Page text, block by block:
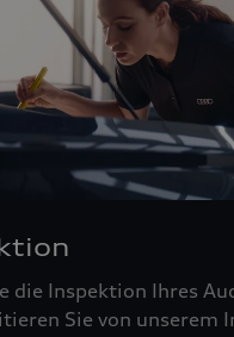
die Inspektion Ihres
Sie von unserem